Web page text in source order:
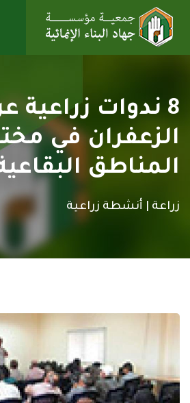
8 ندوات زراعية
الزعفران في
المناطق
زراعة | أنشطة زراعية